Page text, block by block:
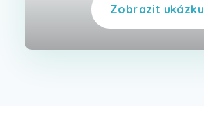
Zobrazit ukázku